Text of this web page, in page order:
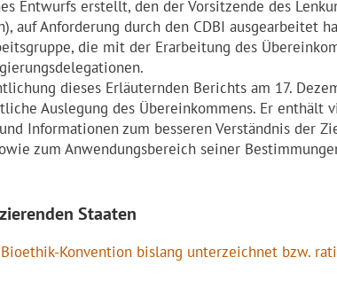
Entwurfs erstellt, den der Vorsitzende des
auf Anforderung durch den CDBI ausgearbeitet
die mit der Erarbeitung des
dieses Erläuternden Berichts am 17.
Auslegung des Übereinkommens. Er enthält
Informationen zum besseren Verständnis der
zum Anwendungsbereich seiner
Staaten
Konvention bislang unterzeichnet bzw.